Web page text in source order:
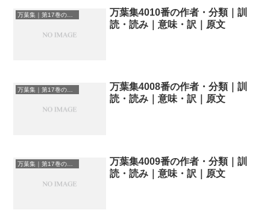
万葉集｜第17巻の和歌一覧
万葉集4010番の作者・分類｜訓
読・読み｜意味・訳｜原文
万葉集｜第17巻の和歌一覧
万葉集4008番の作者・分類｜訓
読・読み｜意味・訳｜原文
万葉集｜第17巻の和歌一覧
万葉集4009番の作者・分類｜訓
読・読み｜意味・訳｜原文